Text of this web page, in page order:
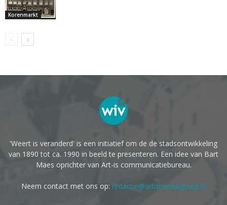
Korenmarkt
'Weert is veranderd' is een initiatief om de de stadsontwikkeling
van 1890 tot ca. 1990 in beeld te presenteren. Een idee van Bart
Maes oprichter van Art-is communicatiebureau.
Neem contact met ons op: redactie@artismediagroep.nl